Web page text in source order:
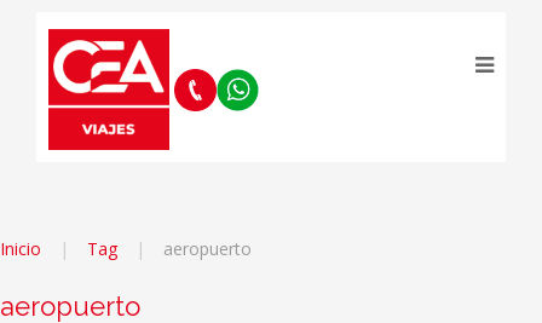
Inicio Tag aeropuerto
aeropuerto